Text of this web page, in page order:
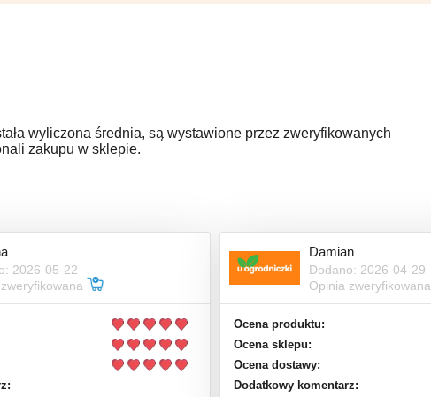
wyliczona średnia, są wystawione przez zweryfikowanych
zakupu w sklepie.
2026-05-22
Damian
Dodano: 2026-04-29
Opinia zweryfikowana
Ocena produktu:
Ocena sklepu:
Ocena dostawy:
Dodatkowy komentarz: